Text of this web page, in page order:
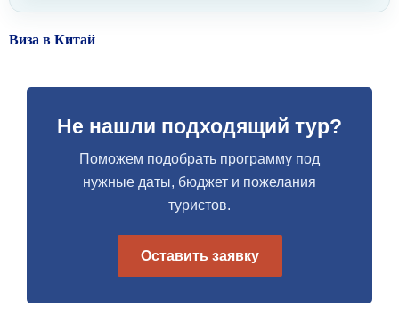
Виза в Китай
Не нашли подходящий тур?
Поможем подобрать программу под
нужные даты, бюджет и пожелания
туристов.
Оставить заявку